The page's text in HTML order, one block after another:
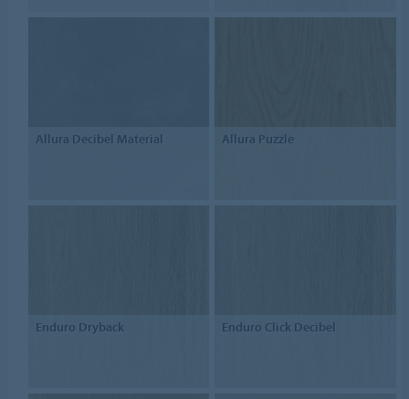
Allura Decibel Material Allura Puzzle
Enduro Dryback Enduro Click Decibel